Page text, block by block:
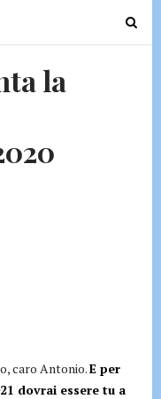
T
o
la
caro Antonio.E per
dovrai essere tu a